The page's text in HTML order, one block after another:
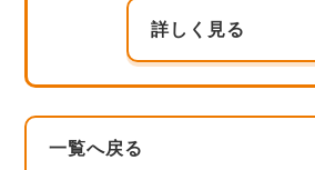
詳しく見る
一覧へ戻る